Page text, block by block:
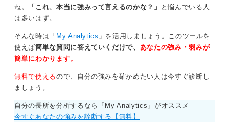
ね。
「これ、本当に強みって言えるのかな？」
と悩んでいる人
は多いはず。
そんな時は「 My Analytics 」を活用しましょう。このツールを
使えば簡単な質問に答えていくだけで、 あなたの強み・弱みが
簡単にわかります。
無料で使えるので、自分の強みを確かめたい人は今すぐ診断し
ましょう。
自分の長所を分析するなら「My Analytics」がオススメ
今すぐあなたの強みを診断する【無料】